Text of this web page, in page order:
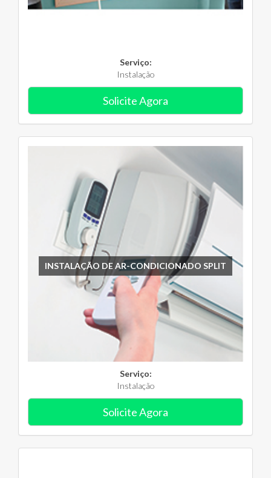
Serviço:
Instalação
Solicite Agora
INSTALAÇÃO DE AR-CONDICIONADO SPLIT
Serviço:
Instalação
Solicite Agora